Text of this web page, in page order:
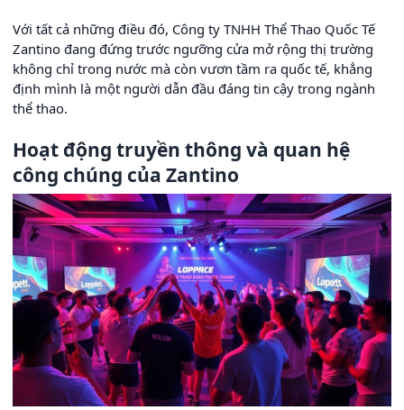
Với tất cả những điều đó, Công ty TNHH Thể Thao Quốc Tế
Zantino đang đứng trước ngưỡng cửa mở rộng thị trường
không chỉ trong nước mà còn vươn tầm ra quốc tế, khẳng
định mình là một người dẫn đầu đáng tin cậy trong ngành
thể thao.
Hoạt động truyền thông và quan hệ
công chúng của Zantino